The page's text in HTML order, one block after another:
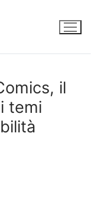
il
temi